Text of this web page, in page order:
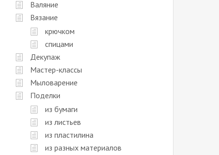
Валяние
Вязание
крючком
спицами
Декупаж
Мастер-классы
Мыловарение
Поделки
из бумаги
из листьев
из пластилина
из разных материалов